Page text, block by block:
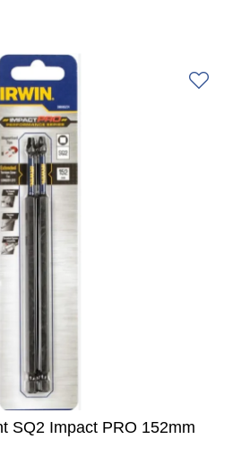
SQ2 Impact PRO 152mm